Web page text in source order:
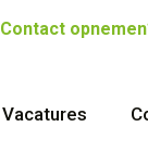
Contact
Vacatures